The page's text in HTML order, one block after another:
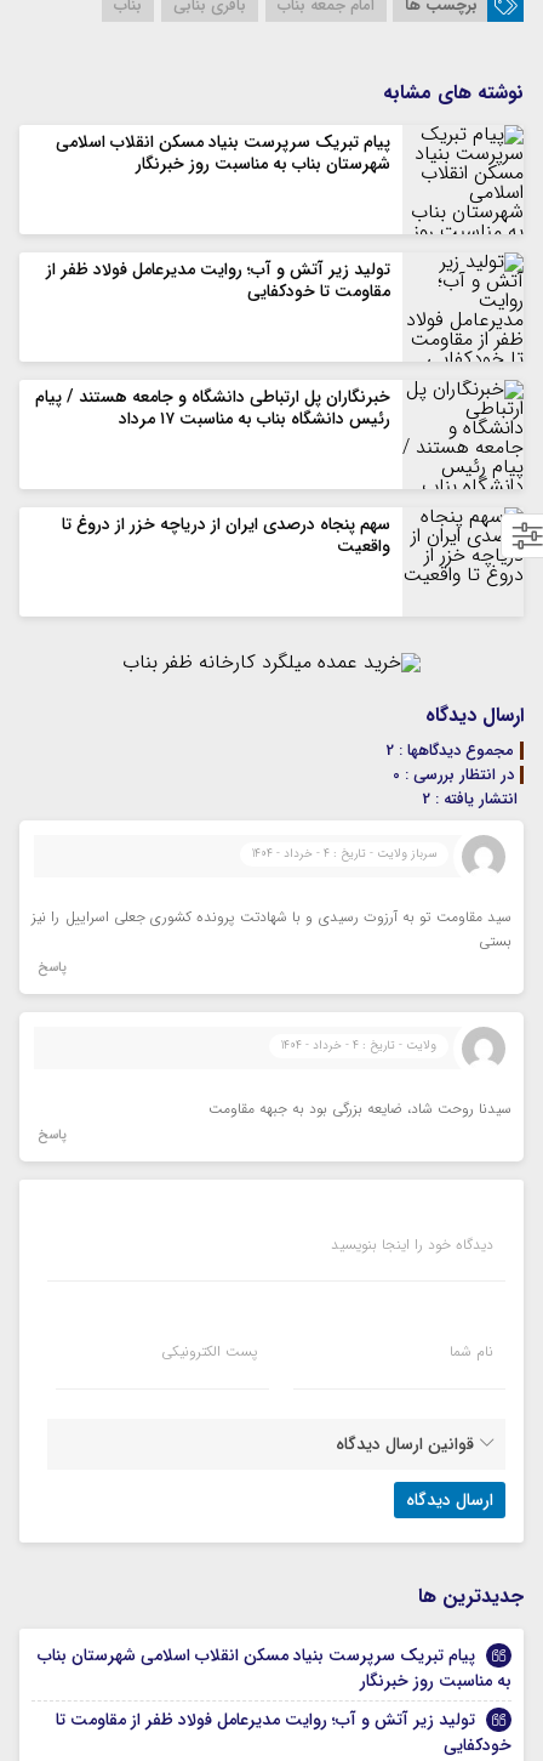
برچسب ها امام جمعه بناب باقری بنابی بناب
نوشته های مشابه
پیام تبریک سرپرست بنیاد مسکن انقلاب اسلامی
شهرستان بناب به مناسبت روز خبرنگار
تولید زیر آتش و آب؛ روایت مدیرعامل فولاد ظفر از
مقاومت تا خودکفایی
خبرنگاران پل ارتباطی دانشگاه و جامعه هستند / پیام
رئیس دانشگاه بناب به مناسبت ۱۷ مرداد
سهم پنجاه درصدی ایران از دریاچه خزر از دروغ تا
واقعیت
ارسال دیدگاه
مجموع دیدگاهها : 2
در انتظار بررسی : 0
انتشار یافته : 2
سرباز ولایت - تاریخ : 4 - خرداد - 1404
سید مقاومت تو به آرزوت رسیدی و با شهادتت پرونده کشوری جعلی اسراییل را نیز
بستی
پاسخ
ولایت - تاریخ : 4 - خرداد - 1404
سیدنا روحت شاد، ضایعه بزرگی بود به جبهه مقاومت
پاسخ
دیدگاه خود را اینجا بنویسید
نام شما پست الکترونیکی
قوانین ارسال دیدگاه
جديدترين ها
پیام تبریک سرپرست بنیاد مسکن انقلاب اسلامی شهرستان بناب
به مناسبت روز خبرنگار
تولید زیر آتش و آب؛ روایت مدیرعامل فولاد ظفر از مقاومت تا
خودکفایی